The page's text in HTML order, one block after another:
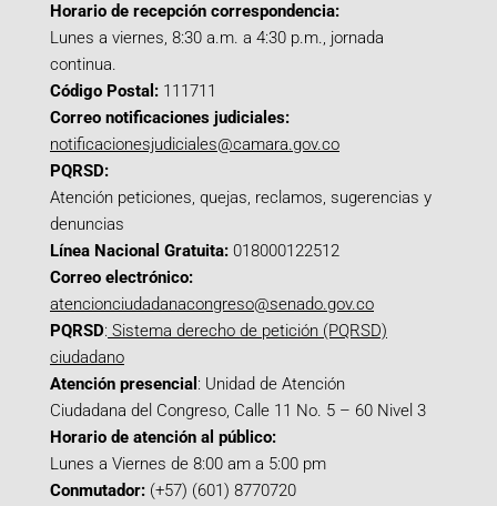
Horario de recepción correspondencia:
Lunes a viernes, 8:30 a.m. a 4:30 p.m., jornada
continua.
Código Postal: 111711
Correo notificaciones judiciales:
notificacionesjudiciales@camara.gov.co
PQRSD:
Atención peticiones, quejas, reclamos, sugerencias y
denuncias
Línea Nacional Gratuita: 018000122512
Correo electrónico:
atencionciudadanacongreso@senado.gov.co
PQRSD: Sistema derecho de petición (PQRSD)
ciudadano
Atención presencial : Unidad de Atención
Ciudadana del Congreso, Calle 11 No. 5 – 60 Nivel 3
Horario de atención al público:
Lunes a Viernes de 8:00 am a 5:00 pm
Conmutador: (+57) (601) 8770720